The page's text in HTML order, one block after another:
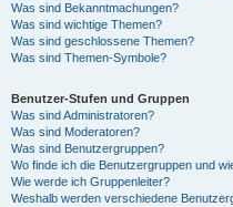
Was sind Bekanntmachungen?
Was sind wichtige Themen?
Was sind geschlossene Themen?
Was sind Themen-Symbole?
Benutzer-Stufen und Gruppen
Was sind Administratoren?
Was sind Moderatoren?
Was sind Benutzergruppen?
Wo finde ich die Benutzergruppen und
Wie werde ich Gruppenleiter?
Weshalb werden verschiedene